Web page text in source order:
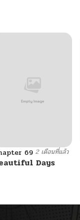
69 2 เดือนที่แล้ว
Days